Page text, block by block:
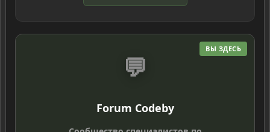
ВЫ ЗДЕСЬ
💬
Forum Codeby